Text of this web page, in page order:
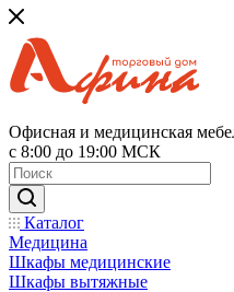
Офисная и медицинская
с 8:00 до 19:00 МСК
Каталог
Медицина
Шкафы медицинские
Шкафы вытяжные